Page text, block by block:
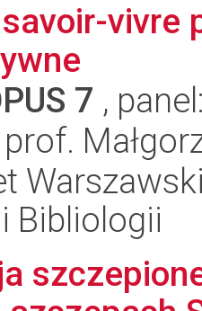
vivre
7 ,
Bibliologii